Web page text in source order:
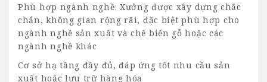
Phù hợp ngành nghề: Xưởng được xây dựng chắc
chắn, không gian rộng rãi, đặc biệt phù hợp cho
ngành nghề sản xuất và chế biến gỗ hoặc các
ngành nghề khác
Cơ sở hạ tầng đầy đủ, đáp ứng tốt nhu cầu sản
xuất hoặc lưu trữ hàng hóa